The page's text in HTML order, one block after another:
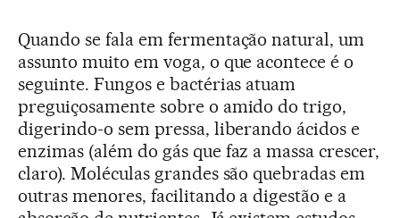
Quando se fala em fermentação natural, um
assunto muito em voga, o que acontece é o
seguinte. Fungos e bactérias atuam
preguiçosamente sobre o amido do trigo,
digerindo-o sem pressa, liberando ácidos e
enzimas (além do gás que faz a massa crescer,
claro). Moléculas grandes são quebradas em
outras menores, facilitando a digestão e a